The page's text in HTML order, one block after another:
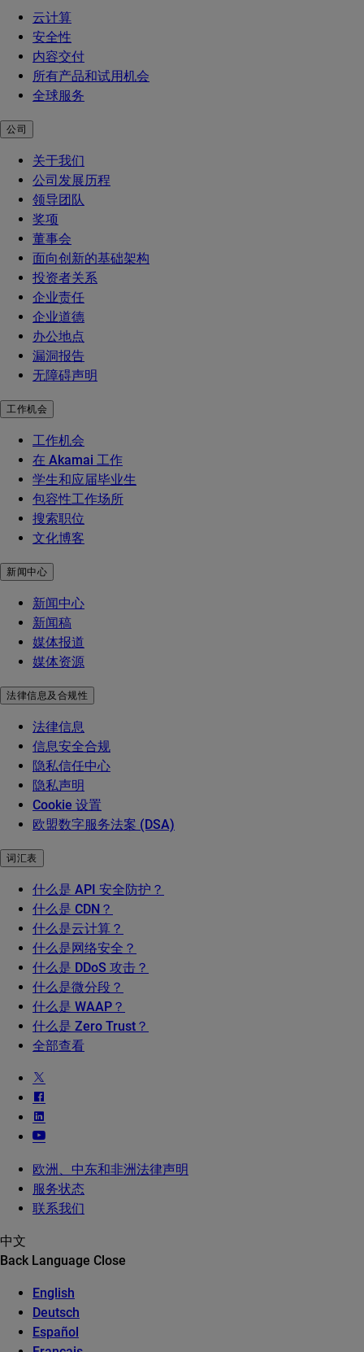
云计算
安全性
内容交付
所有产品和试用机会
全球服务
公司
关于我们
公司发展历程
领导团队
奖项
董事会
面向创新的基础架构
投资者关系
企业责任
企业道德
办公地点
漏洞报告
无障碍声明
工作机会
工作机会
在 Akamai 工作
学生和应届毕业生
包容性工作场所
搜索职位
文化博客
新闻中心
新闻中心
新闻稿
媒体报道
媒体资源
法律信息及合规性
法律信息
信息安全合规
隐私信任中心
隐私声明
Cookie 设置
欧盟数字服务法案 (DSA)
词汇表
什么是 API 安全防护？
什么是 CDN？
什么是云计算？
什么是网络安全？
什么是 DDoS 攻击？
什么是微分段？
什么是 WAAP？
什么是 Zero Trust？
全部查看
欧洲、中东和非洲法律声明
服务状态
联系我们
中文
Back Language Close
English
Deutsch
Español